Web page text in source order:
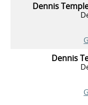
Dennis
Dennis